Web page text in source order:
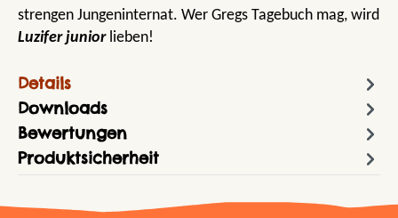
strengen Jungeninternat. Wer Gregs Tagebuch mag, wird
Luzifer juniorlieben!
Details
Downloads
Bewertungen
Produktsicherheit